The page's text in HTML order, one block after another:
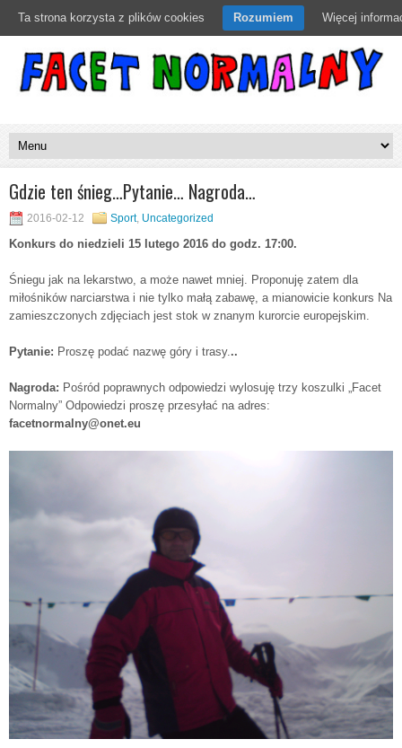
Gdzie ten śnieg…Pytanie… Nagroda…
2016-02-12 Sport, Uncategorized
Konkurs do niedzieli 15 lutego 2016 do godz. 17:00.
Śniegu jak na lekarstwo, a może nawet mniej. Proponuję zatem dla
miłośników narciarstwa i nie tylko małą zabawę, a mianowicie konkurs Na
zamieszczonych zdjęciach jest stok w znanym kurorcie europejskim.
Pytanie: Proszę podać nazwę góry i trasy. ..
Nagroda: Pośród poprawnych odpowiedzi wylosuję trzy koszulki „Facet
Normalny” Odpowiedzi proszę przesyłać na adres:
facetnormalny@onet.eu
Ta strona korzysta z plików cookies Rozumiem Więcej